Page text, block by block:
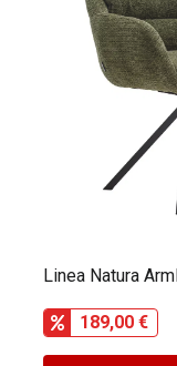
Linea Natura
189,00 €